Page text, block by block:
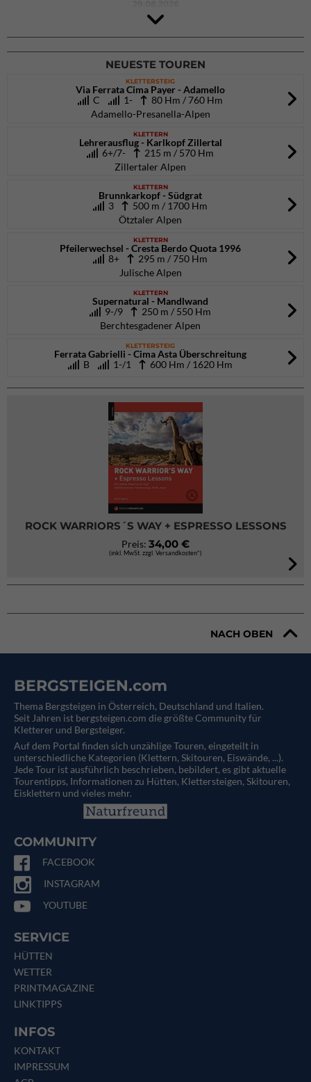
4Blocs KIDS 2026
DAV Kletter- & Boulderzentrum München Süd (Thalkirchen)
26.09.2026
NEUESTE TOUREN
KLETTERSTEIG
Via Ferrata Cima Payer - Adamello
C
1-
80 Hm / 760 Hm
Adamello-Presanella-Alpen
KLETTERN
Lehrerausflug - Karlkopf Zillertal
6+/7-
215 m / 570 Hm
Zillertaler Alpen
KLETTERN
Brunnkarkopf - Südgrat
3
500 m / 1700 Hm
Ötztaler Alpen
KLETTERN
Pfeilerwechsel - Cresta Berdo Quota 1996
8+
295 m / 750 Hm
Julische Alpen
KLETTERN
Supernatural - Mandlwand
9-/9
250 m / 550 Hm
Berchtesgadener Alpen
KLETTERSTEIG
Ferrata Gabrielli - Cima Asta Überschreitung
B
1-/1 600 Hm / 1620 Hm
ROCK WARRIORS´S WAY + ESPRESSO LESSONS
Preis: 34,00 €
(inkl. MwSt. zzgl. Versandkosten*)
NACH OBEN
BERGSTEIGEN.com
Thema Bergsteigen in Österreich, Deutschland und Italien.
Seit Jahren ist bergsteigen.com die größte Community für
Kletterer und Bergsteiger.
Auf dem Portal finden sich unzählige Touren, eingeteilt in
unterschiedliche Kategorien (Klettern, Skitouren, Eiswände, ...).
Jede Tour ist ausführlich beschrieben, bebildert, es gibt aktuelle
Tourentipps, Informationen zu Hütten, Klettersteigen, Skitouren,
Eisklettern und vieles mehr.
COMMUNITY
FACEBOOK
INSTAGRAM
YOUTUBE
SERVICE
HÜTTEN
WETTER
PRINTMAGAZINE
LINKTIPPS
INFOS
KONTAKT
IMPRESSUM